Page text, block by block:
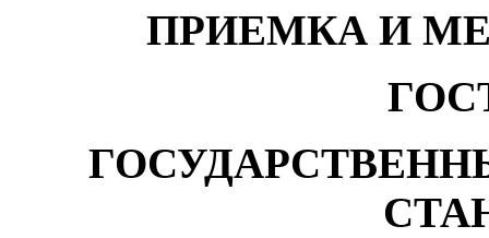
ПРИЕМКА И